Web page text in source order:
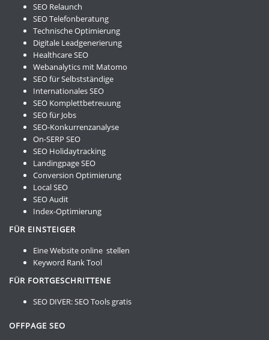
SEO Relaunch
SEO Telefonberatung
Technische Optimierung
Digitale Leadgenerierung
Healthcare SEO
Webanalytics mit Matomo
SEO für Selbstständige
Internationales SEO
SEO Komplettbetreuung
SEO für Jobs
SEO-Konkurrenzanalyse
On-SERP SEO
SEO Holidaytracking
Landingpage SEO
Conversion Optimierung
Local SEO
SEO Audit
Index-Optimierung
FÜR EINSTEIGER
Eine Website online stellen
Keyword Rank Tool
FÜR FORTGESCHRITTENE
SEO DIVER:SEO Tools gratis
OFFPAGE SEO